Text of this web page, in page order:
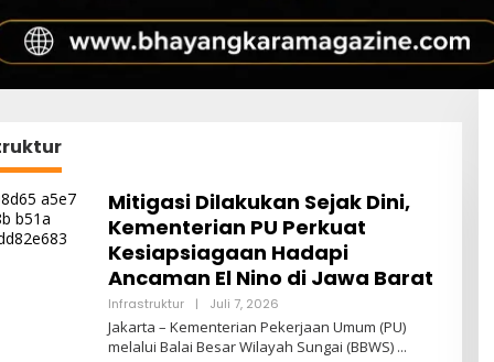
Mitigasi Dilakukan Sejak Dini,
Kementerian PU Perkuat
Kesiapsiagaan Hadapi
Ancaman El Nino di Jawa Barat
Infrastruktur | Juli 7, 2026Oleh
Jakarta – Kementerian Pekerjaan Umum (PU)
melalui Balai Besar Wilayah Sungai (BBWS)